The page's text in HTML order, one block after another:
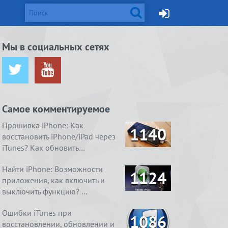
…
4 способа, как очистить
Real Boxing 2 ROCKY.
Ничего
Мы в социальных сетях
Самое комментируемое
Прошивка iPhone: Как
восстановить iPhone/iPad через
iTunes? Как обновить…
1140
Найти iPhone: Возможности
приложения, как включить и
выключить функцию? …
1124
Ошибки iTunes при
восстановлении, обновлении и
1086